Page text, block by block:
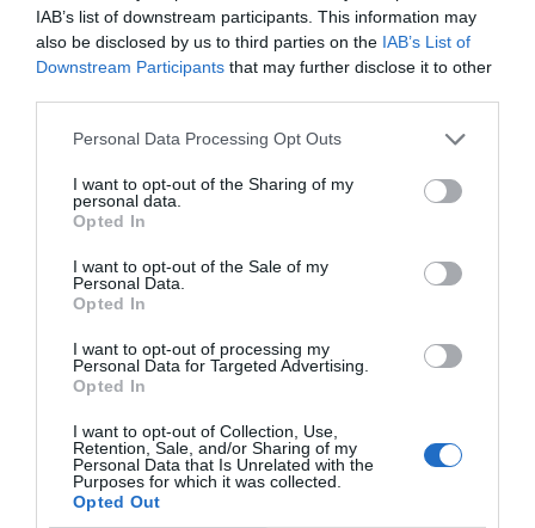
IAB’s list of downstream participants. This information may
also be disclosed by us to third parties on the IAB’s List of
Downstream Participants that may further disclose it to other
Personal Data Processing Opt Outs
I want to opt-out of the Sharing of my
personal data.
Opted In
I want to opt-out of the Sale of my
Personal Data.
Opted In
I want to opt-out of processing my
Personal Data for Targeted Advertising.
Opted In
I want to opt-out of Collection, Use,
Retention, Sale, and/or Sharing of my
Personal Data that Is Unrelated with the
Purposes for which it was collected.
Opted Out